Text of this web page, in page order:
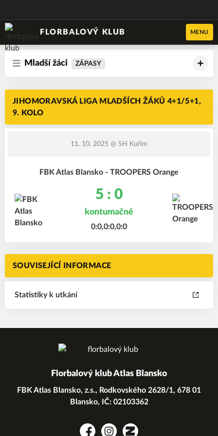
FLORBALOVÝ KLUB MENU
Mladší žáci ZÁPASY
JIHOMORAVSKÁ LIGA MLADŠÍCH ŽÁKŮ 4+1/5+1,
9. KOLO
11. 10. 2025 @ SH Kuřim
FBK Atlas Blansko - TROOPERS Orange
5 : 0
kontumačně
0:0,0:0,0:0
SOUVISEJÍCÍ INFORMACE
Statistiky k utkání
Florbalový klub Atlas Blansko
FBK Atlas Blansko, z.s., Rodkovského 2628/1, 678 01
Blansko, IČ: 02103362